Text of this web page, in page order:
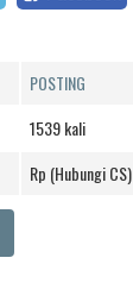
POSTING
1539 kali
Rp (Hubungi CS)